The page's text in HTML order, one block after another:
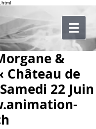
&
Château de
22 Juin